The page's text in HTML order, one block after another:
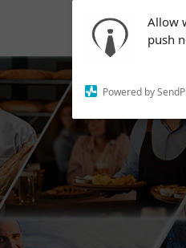
Allow
push
Powered by
notifications!
To enable
on the notification